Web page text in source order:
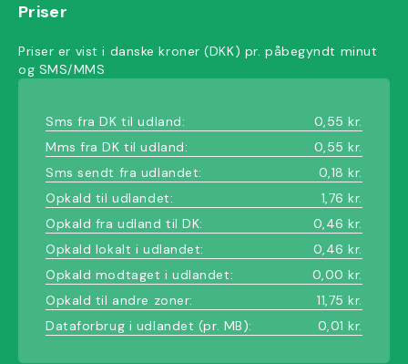
Priser
Priser er vist i danske kroner (DKK) pr. påbegyndt minut
og SMS/MMS
Sms fra DK til udland:
0,55 kr.
Mms fra DK til udland:
0,55 kr.
Sms sendt fra udlandet:
0,18 kr.
Opkald til udlandet:
1,76 kr.
Opkald fra udland til DK:
0,46 kr.
Opkald lokalt i udlandet:
0,46 kr.
Opkald modtaget i udlandet:
0,00 kr.
Opkald til andre zoner:
11,75 kr.
Dataforbrug i udlandet (pr. MB):
0,01 kr.